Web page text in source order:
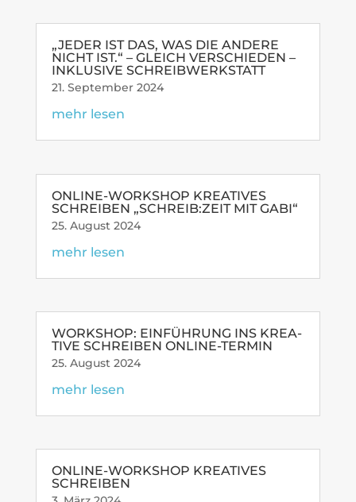
„JEDER IST DAS, WAS DIE ANDERE
NICHT IST.“ – GLEICH VER­SCHIEDEN –
INKLU­SIVE SCHREIBWERKSTATT
21. Sep­tember 2024
mehr lesen
ONLINE-WORK­­SHOP KREA­TIVES
SCHREIBEN „SCHREIB:ZEIT MIT GABI“
25. August 2024
mehr lesen
WORK­SHOP: EIN­FÜH­RUNG INS KREA­
TIVE SCHREIBEN ONLINE-TERMIN
25. August 2024
mehr lesen
ONLINE-WORK­­SHOP KREA­TIVES
SCHREIBEN